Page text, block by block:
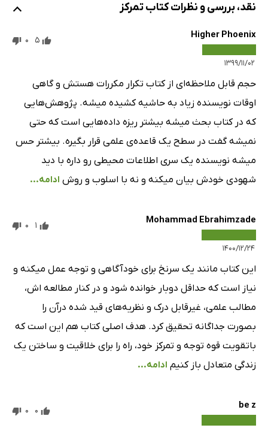
نقد، بررسی و نظرات کتاب تمرکز
Higher Phoenix
۱۳۹۹/۱۱/۰۲
5
0
حجم قابل ملاحظه‌ای از کتاب تکرار مکررات هستش و گاهی
اوقات نویسنده زیاد به حاشیه کشیده میشه. پژوهش‌هایی
که در کتاب بحث میشه بیشتر ریزه داده‌هایی است که حتی
نمیشه گفت در سطح یک قاعده‌ی علمی قرار بگیره. بیشتر حس
میشه نویسنده یک سری اطلاعات محیطی رو داره با دید
شهودی خودش بیان میکنه و نه با اسلوب و روش ادامه...
Mohammad Ebrahimzade
۱۴۰۰/۱۲/۲۴
1
0
این کتاب مانند یک سرنخ برای خودآگاهی و توجه عمل میکنه و
نیاز است که حداقل دوبار خوانده شود و در کنار مطالعه اش،
مطالب علمی، غیرقابل درک و نظریه‌های قید شده درآن را
بصورت جداگانه تحقیق کرد. هدف اصلی کتاب هم این است که
باتقویت قوه توجه و تمرکز خود، راه را برای خلاقیت و ساختن یک
زندگی متعادل باز کنیم ادامه...
be z
0
0